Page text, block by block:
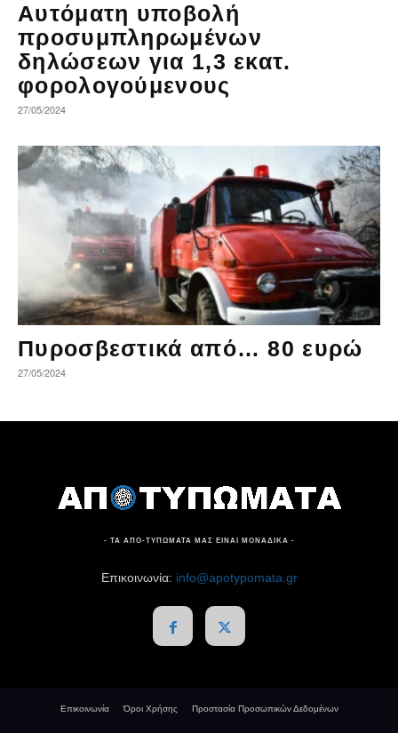
Αυτόματη υποβολή
προσυμπληρωμένων
δηλώσεων για 1,3 εκατ.
φορολογούμενους
27/05/2024
Πυροσβεστικά από… 80 ευρώ
27/05/2024
- ΤΑ ΑΠΟ-ΤΥΠΩΜΑΤΑ ΜΑΣ ΕΙΝΑΙ ΜΟΝΑΔΙΚΑ -
Επικοινωνία: info@apotypomata.gr
Επικοινωνία Όροι Χρήσης Προστασία Προσωπικών Δεδομένων